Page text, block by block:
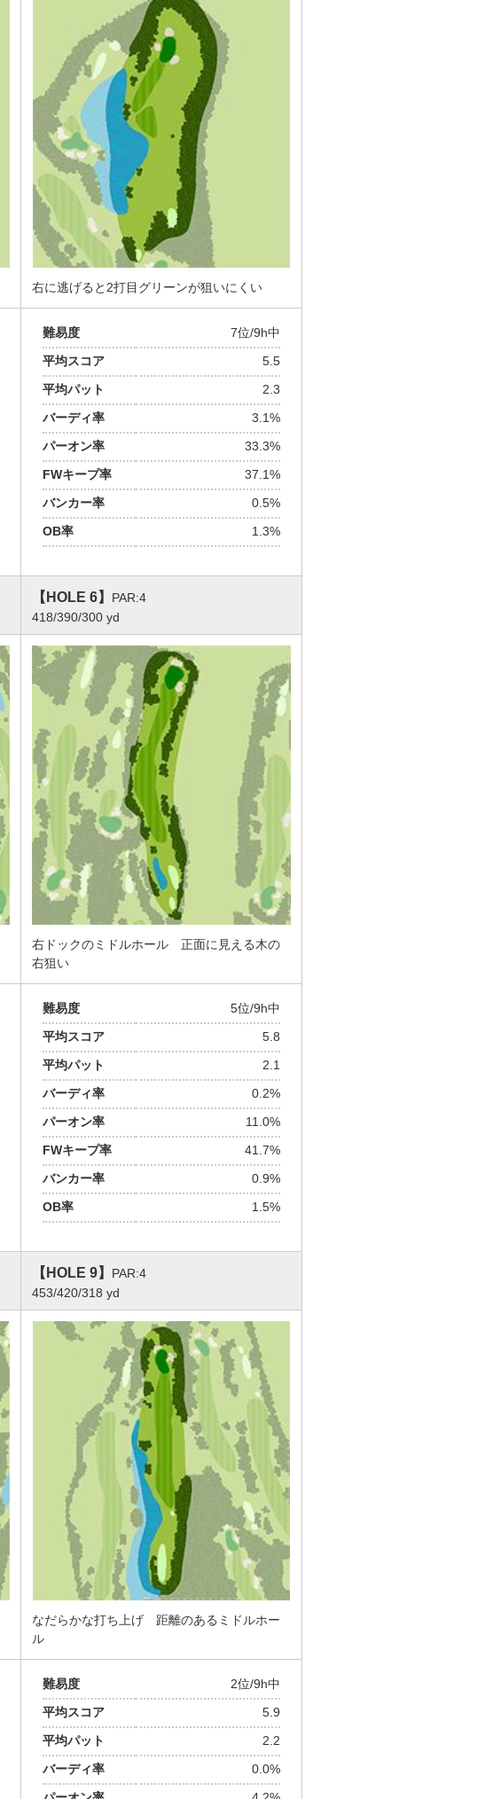
右に逃げると2打目グリーンが狙いにくい
難易度
7位/9h中
平均スコア
5.5
平均パット
2.3
バーディ率
3.1%
パーオン率
33.3%
FWキープ率
37.1%
バンカー率
0.5%
OB率
1.3%
【HOLE 6】 PAR:4
418/390/300 yd
右ドックのミドルホール 正面に見える木の
右狙い
難易度
5位/9h中
平均スコア
5.8
平均パット
2.1
バーディ率
0.2%
パーオン率
11.0%
FWキープ率
41.7%
バンカー率
0.9%
OB率
1.5%
【HOLE 9】 PAR:4
453/420/318 yd
なだらかな打ち上げ 距離のあるミドルホー
ル
難易度
2位/9h中
平均スコア
5.9
平均パット
2.2
バーディ率
0.0%